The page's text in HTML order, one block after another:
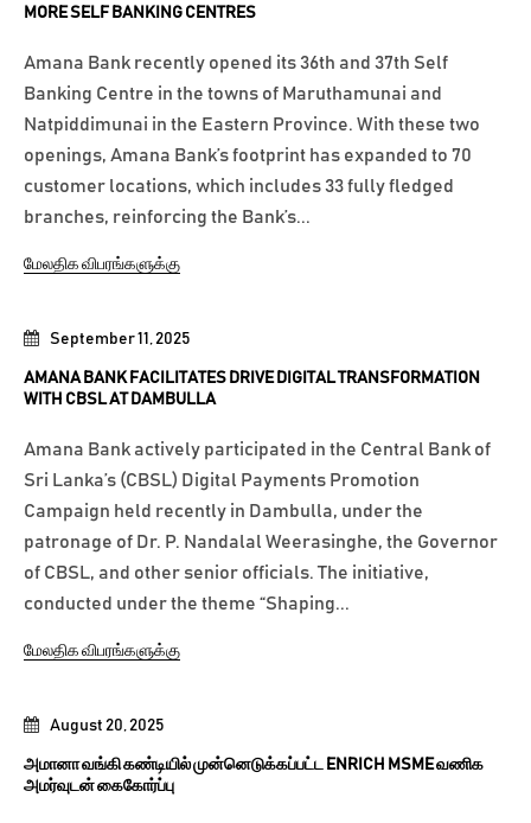
August 20, 2025
அமானா வங்கி கண்டியில் முன்னெடுக்கப்பட்ட ENRICH MSME வணிக
அமர்வுடன் கைகோர்ப்பு
September 11, 2025
AMANA BANK FACILITATES DRIVE DIGITAL TRANSFORMATION
WITH CBSL AT DAMBULLA
Amana Bank actively participated in the Central Bank of
Sri Lanka’s (CBSL) Digital Payments Promotion
Campaign held recently in Dambulla, under the
patronage of Dr. P. Nandalal Weerasinghe, the Governor
of CBSL, and other senior officials. The initiative,
conducted under the theme “Shaping...
மேலதிக விபரங்களுக்கு
MORE SELF BANKING CENTRES
Amana Bank recently opened its 36th and 37th Self
Banking Centre in the towns of Maruthamunai and
Natpiddimunai in the Eastern Province. With these two
openings, Amana Bank’s footprint has expanded to 70
customer locations, which includes 33 fully fledged
branches, reinforcing the Bank’s...
மேலதிக விபரங்களுக்கு